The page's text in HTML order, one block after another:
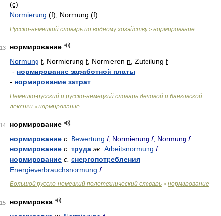
(с)
Normierung (f); Normung (f)
Русско-немецкий словарь по водному хозяйству> нормирование
13
нормирование
Normung f , Normierung f , Normieren n , Zuteilung f
- нормирование заработной платы
- нормирование затрат
Немецко-русский и русско-немецкий словарь деловой и банковской
лексики > нормирование
14
нормирование
нормирование с. Bewertung f; Normierung f; Normung f
нормирование с. труда эк. Arbeitsnormung f
нормирование с. энергопотребления
Energieverbrauchsnormung f
Большой русско-немецкий полетехнический словарь > нормирование
15
нормировка